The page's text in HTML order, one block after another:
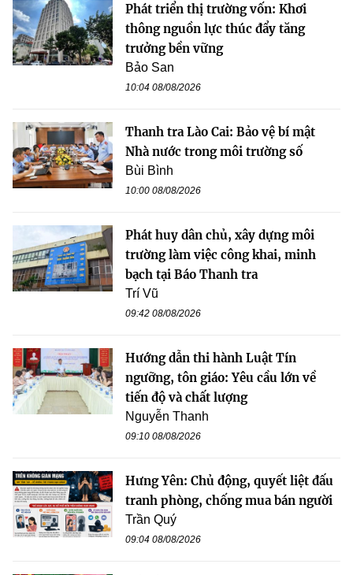
Phát triển thị trường vốn: Khơi
thông nguồn lực thúc đẩy tăng
trưởng bền vững
Bảo San
10:04 08/08/2026
Thanh tra Lào Cai: Bảo vệ bí mật
Nhà nước trong môi trường số
Bùi Bình
10:00 08/08/2026
Phát huy dân chủ, xây dựng môi
trường làm việc công khai, minh
bạch tại Báo Thanh tra
Trí Vũ
09:42 08/08/2026
Hướng dẫn thi hành Luật Tín
ngưỡng, tôn giáo: Yêu cầu lớn về
tiến độ và chất lượng
Nguyễn Thanh
09:10 08/08/2026
Hưng Yên: Chủ động, quyết liệt đấu
tranh phòng, chống mua bán người
Trần Quý
09:04 08/08/2026